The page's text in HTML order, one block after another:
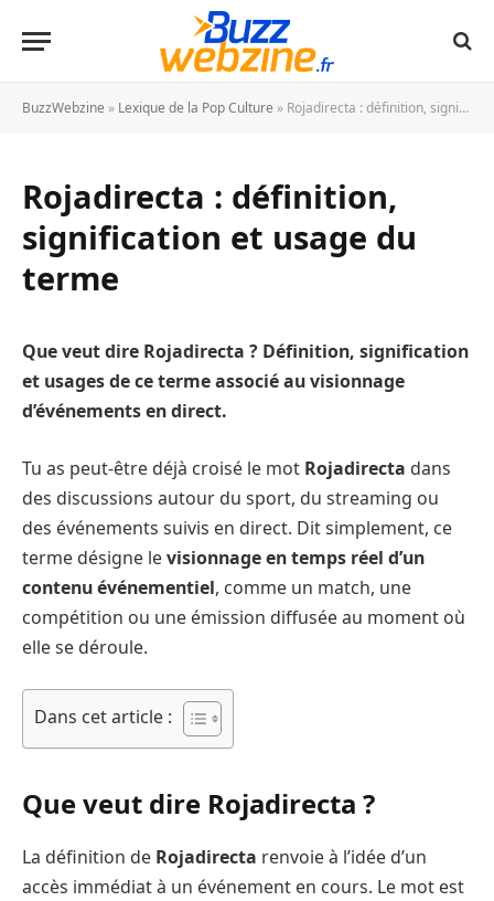
BuzzWebzine » Lexique de la Pop Culture » Rojadirecta : définition, signification et usage du terme
Rojadirecta : définition,
signification et usage du
terme
Que veut dire Rojadirecta ? Définition, signification
et usages de ce terme associé au visionnage
d’événements en direct.
Tu as peut-être déjà croisé le mot Rojadirecta dans
des discussions autour du sport, du streaming ou
des événements suivis en direct. Dit simplement, ce
terme désigne levisionnage en temps réel d’un
contenu événementiel, comme un match, une
compétition ou une émission diffusée au moment où
elle se déroule.
Dans cet article :
Que veut dire Rojadirecta ?
La définition de Rojadirecta renvoie à l’idée d’un
accès immédiat à un événement en cours. Le mot est